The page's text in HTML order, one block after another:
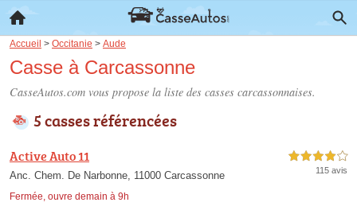
Accueil > Occitanie > Aude
Casse à Carcassonne
CasseAutos.com vous propose la liste des casses carcassonnaises.
5 casses référencées
Active Auto 11
Anc. Chem. De Narbonne, 11000 Carcassonne
Fermée, ouvre demain à 9h
4,0 étoiles sur 5
115 avis